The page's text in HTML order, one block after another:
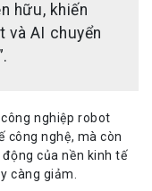
hữu, khiến
và AI chuyển
nghiệp robot
công nghệ, mà còn
của nền kinh tế
càng giảm.